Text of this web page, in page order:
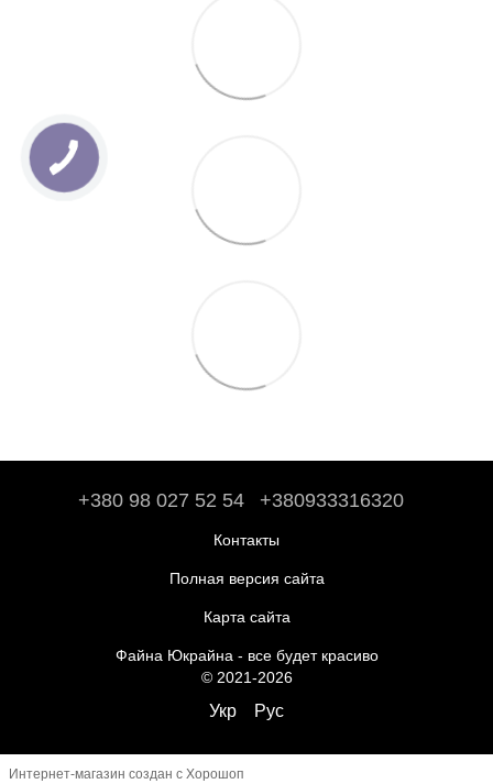
+380 98 027 52 54 +380933316320
Контакты
Полная версия сайта
Карта сайта
Файна Юкрайна - все будет красиво
© 2021-2026
Укр Рус
Интернет-магазин создан с Хорошоп